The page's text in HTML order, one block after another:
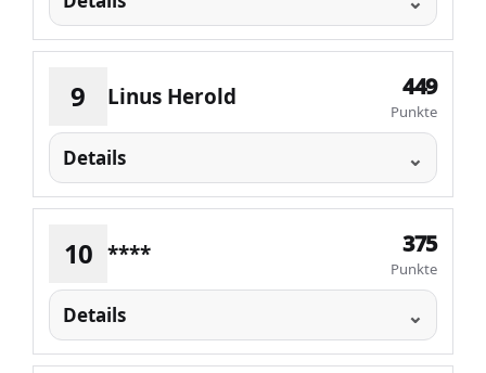
9 Linus Herold 449
Punkte
Details
10 **** 375
Punkte
Details